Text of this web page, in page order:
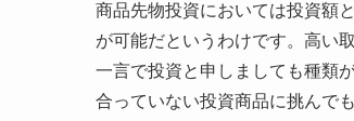
商品先物投資においては投資額
が可能だというわけです。高い
一言で投資と申しましても種類
合っていない投資商品に挑んで